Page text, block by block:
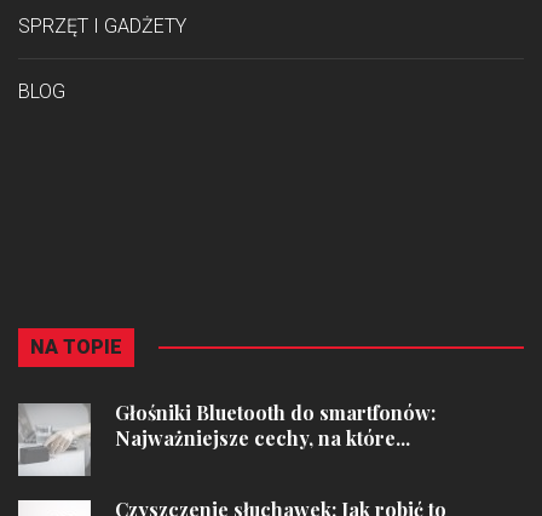
SPRZĘT I GADŻETY
BLOG
NA TOPIE
Głośniki Bluetooth do smartfonów:
Najważniejsze cechy, na które...
Czyszczenie słuchawek: Jak robić to